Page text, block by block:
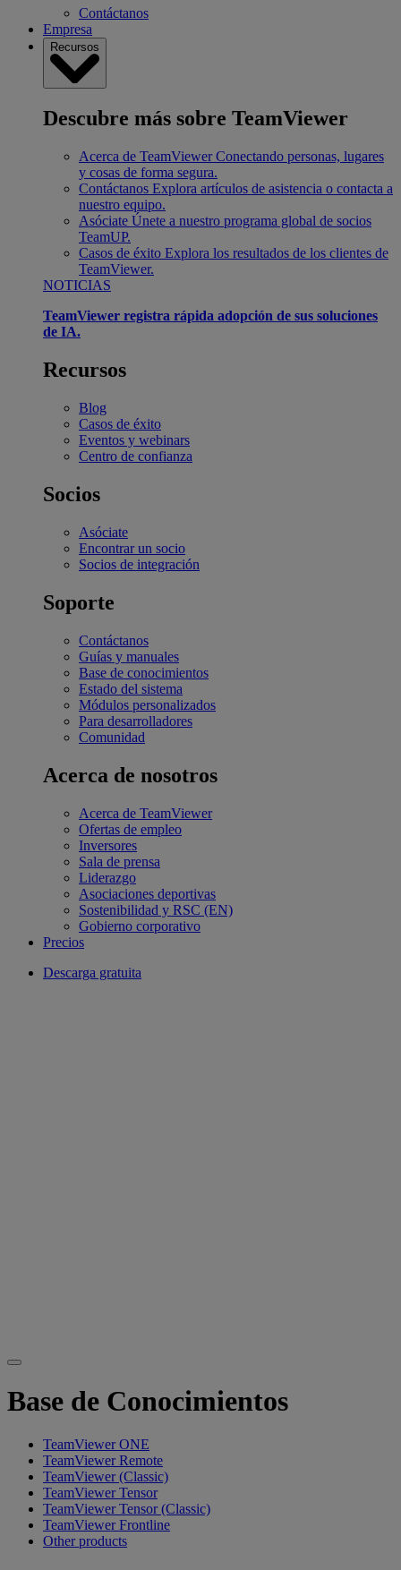
Contáctanos
Empresa
Recursos
Descubre más sobre TeamViewer
Acerca de TeamViewer Conectando personas, lugares
y cosas de forma segura.
Contáctanos Explora artículos de asistencia o contacta a
nuestro equipo.
Asóciate Únete a nuestro programa global de socios
TeamUP.
Casos de éxito Explora los resultados de los clientes de
TeamViewer.
NOTICIAS
TeamViewer registra rápida adopción de sus soluciones
de IA.
Recursos
Blog
Casos de éxito
Eventos y webinars
Centro de confianza
Socios
Asóciate
Encontrar un socio
Socios de integración
Soporte
Contáctanos
Guías y manuales
Base de conocimientos
Estado del sistema
Módulos personalizados
Para desarrolladores
Comunidad
Acerca de nosotros
Acerca de TeamViewer
Ofertas de empleo
Inversores
Sala de prensa
Liderazgo
Asociaciones deportivas
Sostenibilidad y RSC (EN)
Gobierno corporativo
Precios
Descarga gratuita
Base de Conocimientos
TeamViewer ONE
TeamViewer Remote
TeamViewer (Classic)
TeamViewer Tensor
TeamViewer Tensor (Classic)
TeamViewer Frontline
Other products